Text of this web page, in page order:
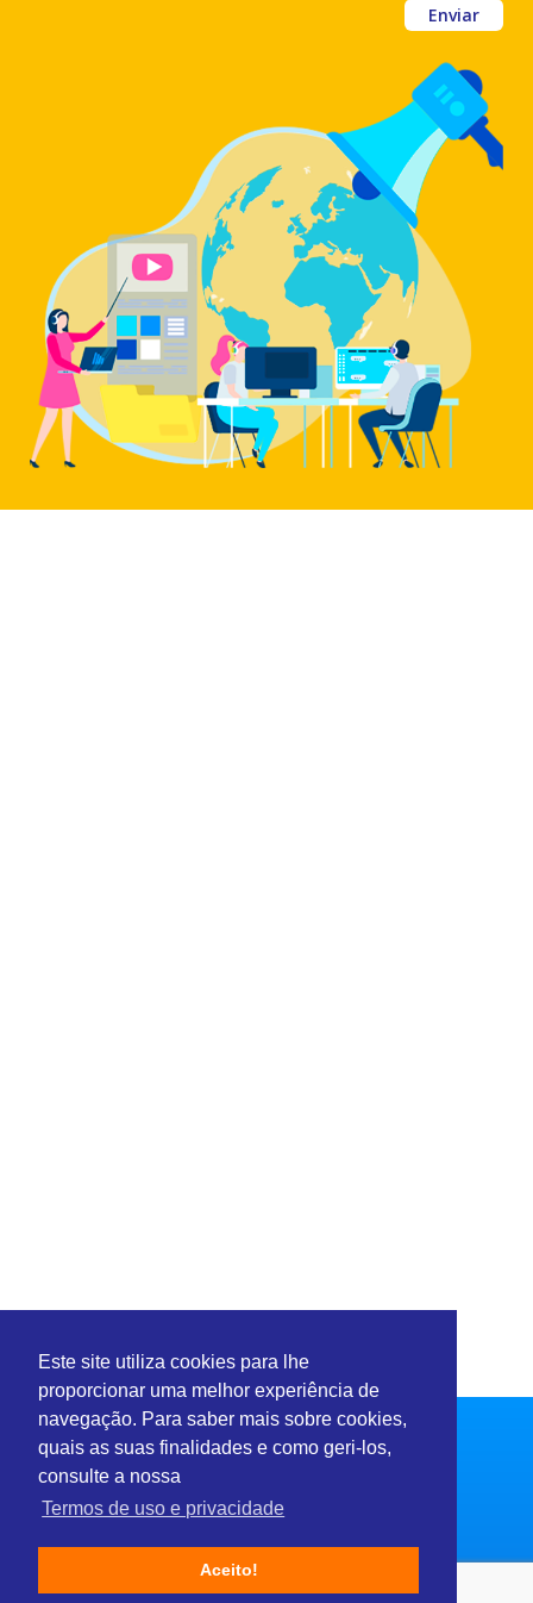
Este site utiliza cookies para lhe
proporcionar uma melhor experiência de
navegação. Para saber mais sobre cookies,
quais as suas finalidades e como geri-los,
consulte a nossa
Termos de uso e privacidade
Aceito!
Enviar
Setores
Consultoria e Serviços